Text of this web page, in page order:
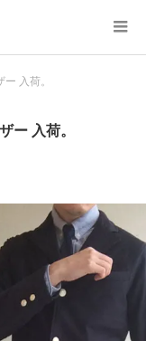
入荷。
ー 入荷。